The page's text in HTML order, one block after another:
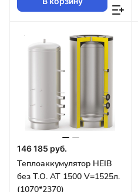
146 185 руб.
Теплоаккумулятор HEIB
без Т.О. AT 1500 V=1525л.
(1070*2370)